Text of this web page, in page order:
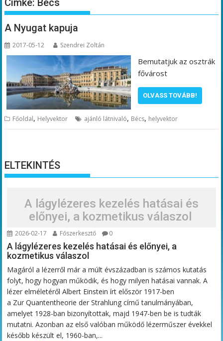
Címke: Bécs
A Nyugat kapuja
2017-05-12 Szendrei Zoltán
Bemutatjuk az osztrák
fővárost
OLVASS TOVÁBB!
Főoldal, Helyvektor ajánló látnivaló, Bécs, helyvektor
ELTEKINTÉS
A lágylézeres kezelés hatásai és
előnyei, a kozmetikus válaszol
2026-02-17 Főszerkesztő 0
A lágylézeres kezelés hatásai és előnyei, a
kozmetikus válaszol
Magáról a lézerről már a múlt évszázadban is számos kutatás
folyt, hogy hogyan működik, és hogy milyen hatásai vannak. A
lézer elméletéről Albert Einstein írt először 1917-ben
a Zur Quantentheorie der Strahlung című tanulmányában,
amelyet 1928-ban bizonyítottak, majd 1947-ben be is tudták
mutatni. Azonban az első valóban működő lézerműszer évekkel
később készült el, 1960-ban,...